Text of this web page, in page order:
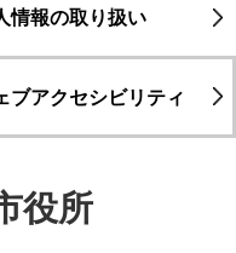
情報の取り扱い
ブアクセシビリティ
役所